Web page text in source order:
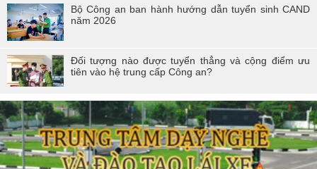
Bộ Công an ban hành hướng dẫn tuyển sinh CAND
năm 2026
Đối tượng nào được tuyển thẳng và cộng điểm ưu
tiên vào hệ trung cấp Công an?